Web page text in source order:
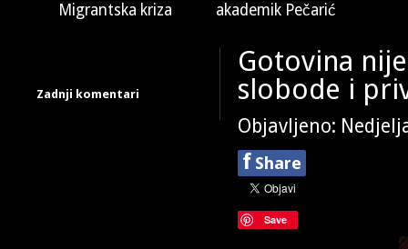
Migrantska kriza akademik Pečarić
Zadnji komentari
Gotovina
slobode i
Objavljeno:
f Share
Save